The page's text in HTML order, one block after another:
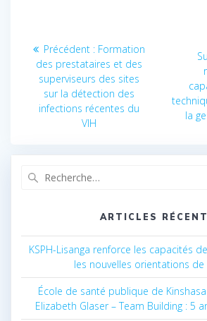
Navigation
l’article
Précédent : Article
précédent
:
Formation
des prestataires et des
superviseurs des sites
sur la détection des
infections récentes du
VIH
la
ARTICLES
KSPH-Lisanga renforce les capacités
les nouvelles orientations de
École de santé publique de
Elizabeth Glaser – Team Building : 5